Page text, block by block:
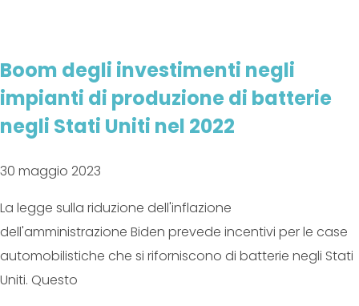
Boom degli investimenti negli
impianti di produzione di batterie
negli Stati Uniti nel 2022
30 maggio 2023
La legge sulla riduzione dell'inflazione
dell'amministrazione Biden prevede incentivi per le case
automobilistiche che si riforniscono di batterie negli Stati
Uniti. Questo